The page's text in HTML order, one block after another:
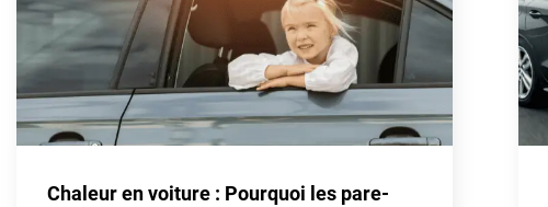
Honda
Hummer
Hyundai
Ineos
Infiniti
Chaleur en voiture : Pourquoi les pare-